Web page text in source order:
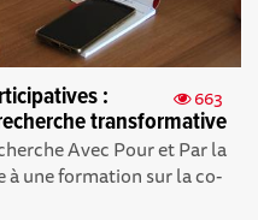
663
:
transformative
Avec Pour et Par la
à une formation sur la co-